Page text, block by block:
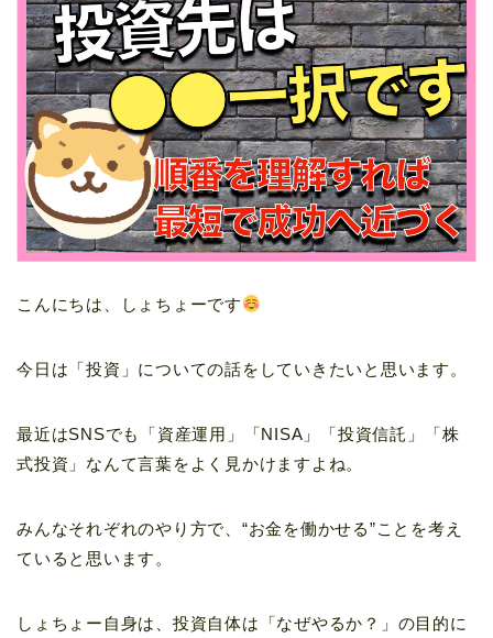
こんにちは、しょちょーです
今日は「投資」についての話をしていきたいと思います。
最近はSNSでも「資産運用」「NISA」「投資信託」「株
式投資」なんて言葉をよく見かけますよね。
みんなそれぞれのやり方で、“お金を働かせる”ことを考え
ていると思います。
しょちょー自身は、投資自体は「なぜやるか？」の目的に